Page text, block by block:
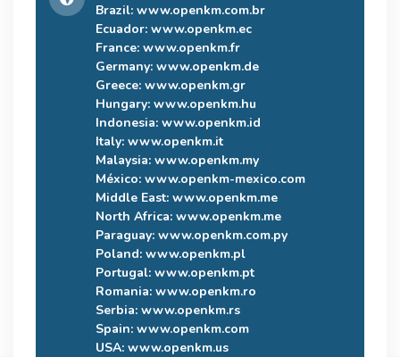
Brazil: www.openkm.com.br
Ecuador: www.openkm.ec
France: www.openkm.fr
Germany: www.openkm.de
Greece: www.openkm.gr
Hungary: www.openkm.hu
Indonesia: www.openkm.id
Italy: www.openkm.it
Malaysia: www.openkm.my
México: www.openkm-mexico.com
Middle East: www.openkm.me
North Africa: www.openkm.me
Paraguay: www.openkm.com.py
Poland: www.openkm.pl
Portugal: www.openkm.pt
Romania: www.openkm.ro
Serbia: www.openkm.rs
Spain: www.openkm.com
USA: www.openkm.us